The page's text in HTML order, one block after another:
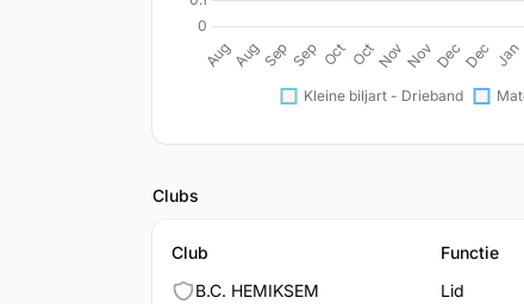
Clubs
Club
B.C. HEMIKSEM
Functie
Lid